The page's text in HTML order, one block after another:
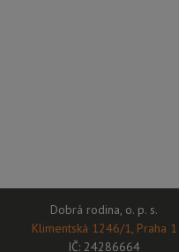
Dobrá rodina, o. p. s.
Klimentská 1246/1, Praha 1
IČ: 24286664